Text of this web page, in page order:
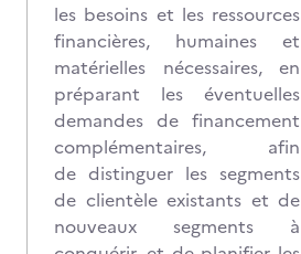
les besoins et les ressources
financières, humaines et
matérielles nécessaires, en
préparant les éventuelles
demandes de financement
complémentaires, afin
de distinguer les segments
de clientèle existants et de
nouveaux segments à